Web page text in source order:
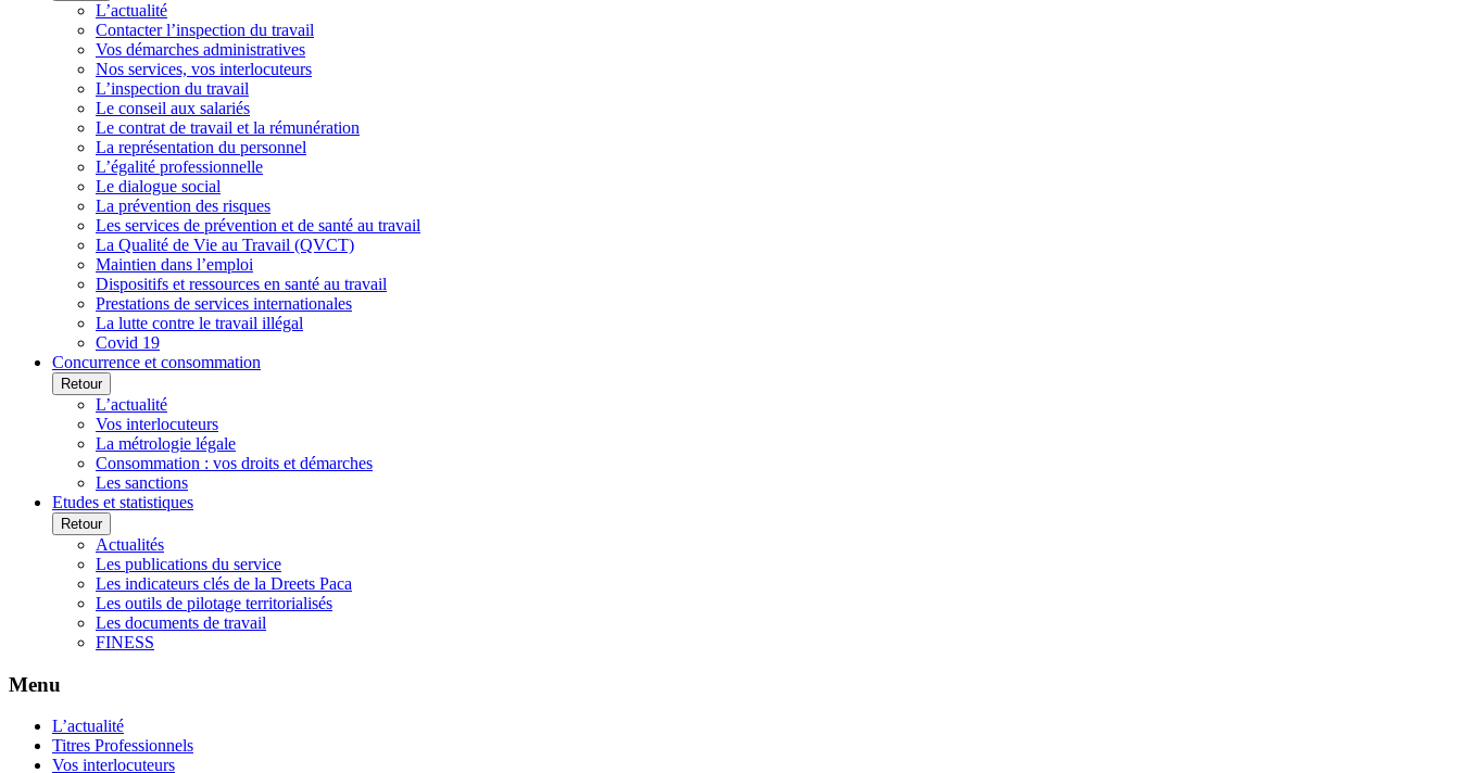
L’actualité
Contacter l’inspection du travail
Vos démarches administratives
Nos services, vos interlocuteurs
L’inspection du travail
Le conseil aux salariés
Le contrat de travail et la rémunération
La représentation du personnel
L’égalité professionnelle
Le dialogue social
La prévention des risques
Les services de prévention et de santé au travail
La Qualité de Vie au Travail (QVCT)
Maintien dans l’emploi
Dispositifs et ressources en santé au travail
Prestations de services internationales
La lutte contre le travail illégal
Covid 19
Concurrence et consommation
Retour
L’actualité
Vos interlocuteurs
La métrologie légale
Consommation : vos droits et démarches
Les sanctions
Etudes et statistiques
Retour
Actualités
Les publications du service
Les indicateurs clés de la Dreets Paca
Les outils de pilotage territorialisés
Les documents de travail
FINESS
Menu
L’actualité
Titres Professionnels
Vos interlocuteurs